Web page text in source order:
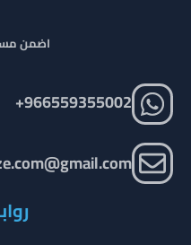
اضمن
966559355002+